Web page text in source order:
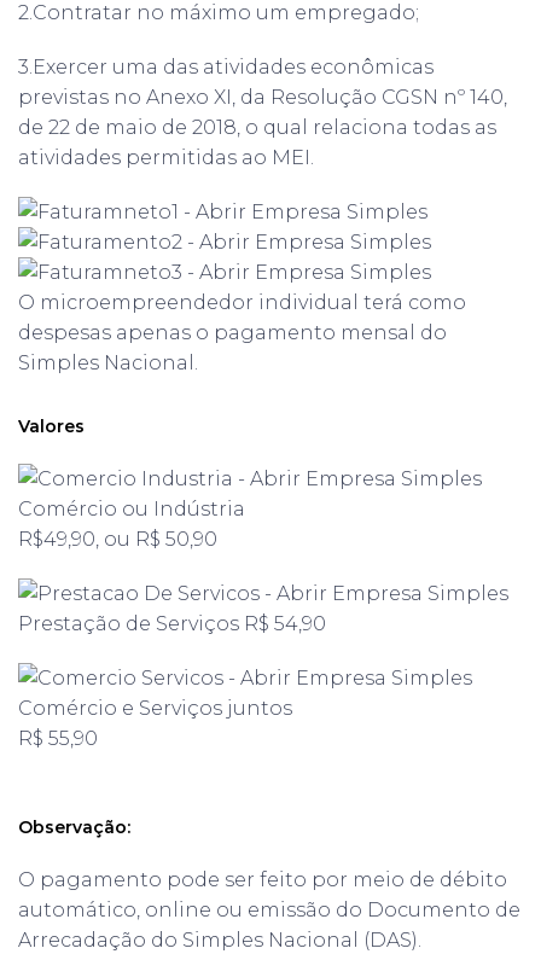
2.Contratar no máximo um empregado;
3.Exercer uma das atividades econômicas
previstas no Anexo XI, da Resolução CGSN nº 140,
de 22 de maio de 2018, o qual relaciona todas as
atividades permitidas ao MEI.
O microempreendedor individual terá como
despesas apenas o pagamento mensal do
Simples Nacional.
Valores
Comércio ou Indústria
R$49,90, ou R$ 50,90
Prestação de Serviços R$ 54,90
Comércio e Serviços juntos
R$ 55,90
Observação:
O pagamento pode ser feito por meio de débito
automático, online ou emissão do Documento de
Arrecadação do Simples Nacional (DAS).